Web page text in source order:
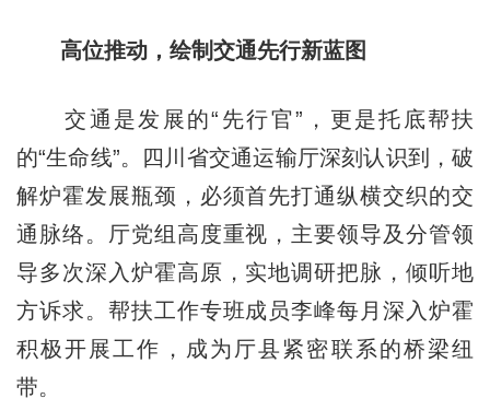
高位推动，绘制交通先行新蓝图
交通是发展的“先行官”，更是托底帮扶
的“生命线”。四川省交通运输厅深刻认识到，破
解炉霍发展瓶颈，必须首先打通纵横交织的交
通脉络。厅党组高度重视，主要领导及分管领
导多次深入炉霍高原，实地调研把脉，倾听地
方诉求。帮扶工作专班成员李峰每月深入炉霍
积极开展工作，成为厅县紧密联系的桥梁纽
带。